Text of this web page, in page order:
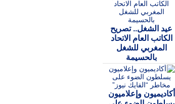
عيد الشغل.. تصريح
الكاتب العام الاتحاد
المغربي للشغل
بالحسيمة
أكاديميون وإعلاميون